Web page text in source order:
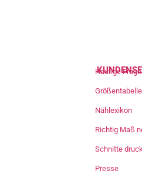
Häufige
Nählexikon
Richtig Maß
Schnitte
Presse